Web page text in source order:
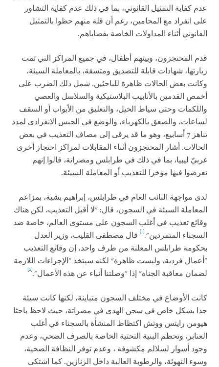
عدم كفاية التمثيل القانوني، بما في ذلك عدم كفاية التشاور
على انفراد مع المحامين، رغم أن قلة منهم حظوا بالتمثيل
القانوني أثناء المداولات الخاصة بقضاياهم.
قدم المحتجزون، وبينهم أطفال، في جميع المراكز التي تمت
زيارتها، شهادات قابلة للتصديق ومتسقة، بالمعاملة السيئة،
وكانت بعض الحالات ظاهرة للباحثين. شمل ذلك الضرب على
أخمص القدمين بالأنابيب البلاستيكية والسلاسل والعصي
واللكمات وحتى سياط الخيل، والتعليق من الأبواب أو السقف
لساعات، والصعق بالكهرباء، والوضع في الحبس الانفرادي لمدد
تناهز 7 أسابيع، وهو ما قد يرقى إلى مصاف التعذيب في بعض
الحالات. أشار المحتجزون أثناء المقابلات لمراكز احتجاز أخرى
غربيّ ليبيا، بما في ذلك في طرابلس ومصراتة، قالوا إنهم
تعرضوا فيها مؤخرا للتعذيب أو المعاملة السيئة.
لدى مواجهة النائب العام في طرابلس، إبراهيم بشية، بمزاعم
المعاملة السيئة في السجون، قال: "لا أقبل التعذيب، لكن هناك
وقائع تعذيب في أغلب السجون على مستوى العالم، خاصة ضد
السجناء المتمردين".[1] قال مصطفى القليب، وزير العدل
بحكومة طرابلس المعلنة من طرف واحد، إن وقائع التعذيب
"أعمال فردية، وليست ظاهرة" لكنه سيتخذ "الإجراءات اللازمة
لضمان معاقبة الجناة" إذا "وصلتنا أنباء عن هذه الأعمال".[2]
كانت الأوضاع في مختلف السجون متباينة، لكنها كانت سيئة
جدا بشكل خاص في سجن الهدى في مصراتة، حيث لاحظ باحثا
هيومن رايتس ووتش اكتظاظ المنشأة بالسجناء في أغلب
العنابر، وتحطم البنية التحتية الخاصة بالصرف الصحي، وعدم
وجود أسوار لسلالم مكشوفة ، وعدم توفر النظافة الصحية،
وسوء التهوئة، والرطوبة العالية داخل الزنازين. كما اشتكى